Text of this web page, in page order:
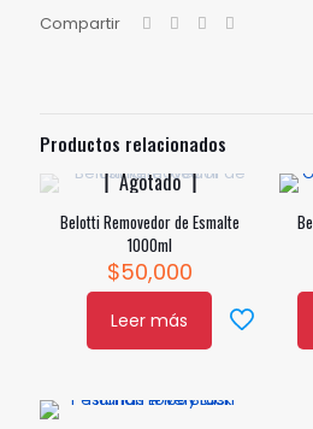
10ml
Belotti
Compartir
Productos relacionados
Agotado
Belotti Removedor de Esmalte
1000ml
$50,000
Leer más